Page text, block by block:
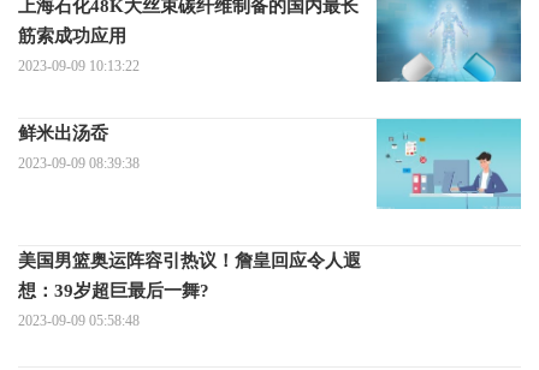
上海石化48K大丝束碳纤维制备的国内最长
筋索成功应用
2023-09-09 10:13:22
鲜米出汤岙
2023-09-09 08:39:38
美国男篮奥运阵容引热议！詹皇回应令人遐
想：39岁超巨最后一舞?
2023-09-09 05:58:48